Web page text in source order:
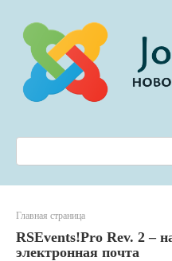
контенту
Главная страница
RSEvents!Pro Rev. 2 –
электронная почта